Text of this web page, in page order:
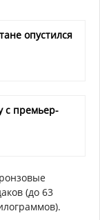
опустился
с премьер-
(до 63